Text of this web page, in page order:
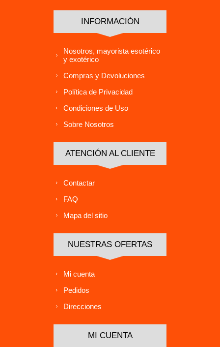
INFORMACIÓN
Nosotros, mayorista esotérico
y exotérico
Compras y Devoluciones
Política de Privacidad
Condiciones de Uso
Sobre Nosotros
ATENCIÓN AL CLIENTE
Contactar
FAQ
Mapa del sitio
NUESTRAS OFERTAS
Mi cuenta
Pedidos
Direcciones
MI CUENTA